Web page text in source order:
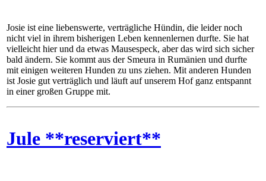
Josie ist eine liebenswerte, verträgliche Hündin, die leider noch
nicht viel in ihrem bisherigen Leben kennenlernen durfte. Sie hat
vielleicht hier und da etwas Mausespeck, aber das wird sich sicher
bald ändern. Sie kommt aus der Smeura in Rumänien und durfte
mit einigen weiteren Hunden zu uns ziehen. Mit anderen Hunden
ist Josie gut verträglich und läuft auf unserem Hof ganz entspannt
in einer großen Gruppe mit.
Jule **reserviert**